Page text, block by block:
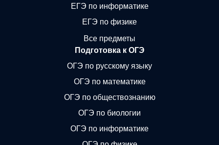
ЕГЭ по информатике
ЕГЭ по физике
Все предметы
Подготовка к ОГЭ
ОГЭ по русскому языку
ОГЭ по математике
ОГЭ по обществознанию
ОГЭ по биологии
ОГЭ по информатике